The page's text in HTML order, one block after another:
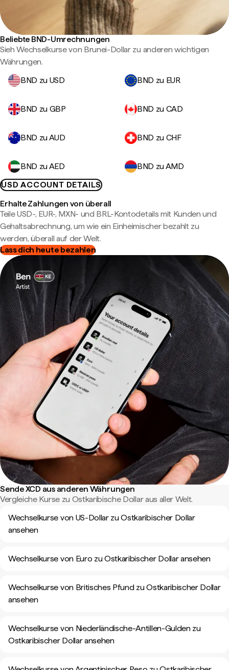
Beliebte BND-Umrechnungen
Sieh Wechselkurse von Brunei-Dollar zu anderen wichtigen
Währungen.
BND zu USD
BND zu EUR
BND zu GBP BND zu CAD
BND zu AUD BND zu CHF
BND zu AED
BND zu AMD
USD ACCOUNT DETAILS
Erhalte Zahlungen von überall
Teile USD-, EUR-, MXN- und BRL-Kontodetails mit Kunden und
Gehaltsabrechnung, um wie ein Einheimischer bezahlt zu
werden, überall auf der Welt.
Lass dich heute bezahlen
Sende XCD aus anderen Währungen
Vergleiche Kurse zu Ostkaribische Dollar aus aller Welt.
Wechselkurse von US-Dollar zu Ostkaribischer Dollar
ansehen
Wechselkurse von Euro zu Ostkaribischer Dollar ansehen
Wechselkurse von Britisches Pfund zu Ostkaribischer Dollar
ansehen
Wechselkurse von Niederländische-Antillen-Gulden zu
Ostkaribischer Dollar ansehen